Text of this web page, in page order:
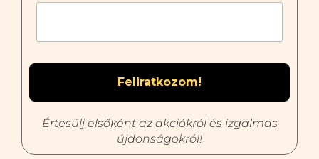
Értesülj elsőként az akciókról és izgalmas
újdonságokról!